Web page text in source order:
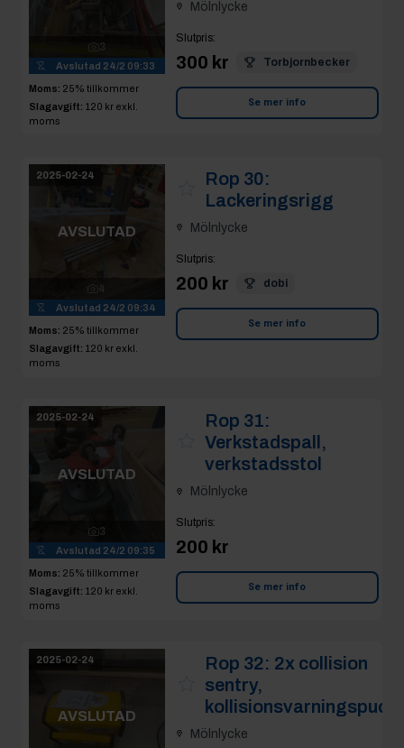
3
Avslutad 24/2 09:33
Moms: 25% tillkommer
Slagavgift: 120 kr exkl.
moms
Mölnlycke
Slutpris:
300 kr Torbjornbecker
Se mer info
2025-02-24
AVSLUTAD
Avslutad 24/2 09:34
Moms: 25% tillkommer
Slagavgift: 120 kr exkl.
moms
Rop 30:
Lackeringsrigg
Mölnlycke
Slutpris:
200 kr dobi
Se mer info
2025-02-24
AVSLUTAD
3
Avslutad 24/2 09:35
Moms: 25% tillkommer
Slagavgift: 120 kr exkl.
moms
Rop 31:
Verkstadspall,
verkstadsstol
Mölnlycke
Slutpris:
200 kr
Se mer info
2025-02-24
AVSLUTAD
Rop 32: 2x collision
sentry,
Mölnlycke